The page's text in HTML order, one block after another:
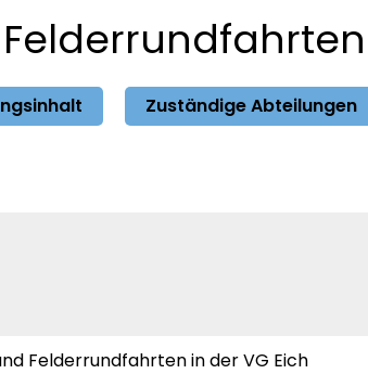
Zuständige Abteilungen
Felderrundfahrten in der VG Eich